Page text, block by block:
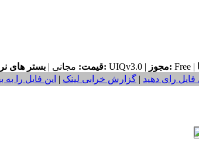
قیمت: مجانی | بستر های نرم افزاری مورد نیاز: UIQv3.0 | مجوز: Free |
فایل رای دهید | گزارش خرابی لینک | این فایل را به